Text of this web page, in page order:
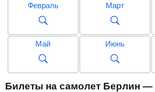
Февраль Март
Май Июнь
Сентябрь
Билеты на самолет Берлин